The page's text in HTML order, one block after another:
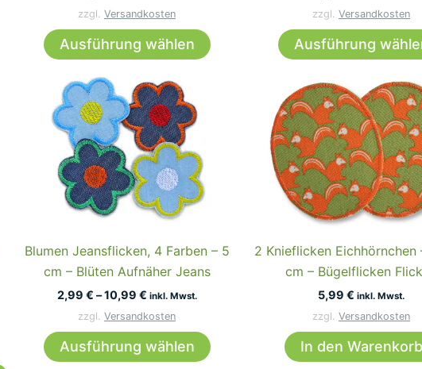
zzgl. Versandkosten
Ausführung wählen
Produkt
Produktseite
gewählt
zzgl. Versandkosten
Ausführung
Blumen Jeansflicken, 4 Farben – 5
cm – Blüten Aufnäher Jeans
2,99 € –10,99 € inkl. Mwst.
zzgl. Versandkosten
Ausführung wählen
Produkt
2 Knieflicken Eichhörnchen
cm – Bügelflicken
5,99 € inkl. Mwst.
zzgl. Versandkosten
In den Warenkorb